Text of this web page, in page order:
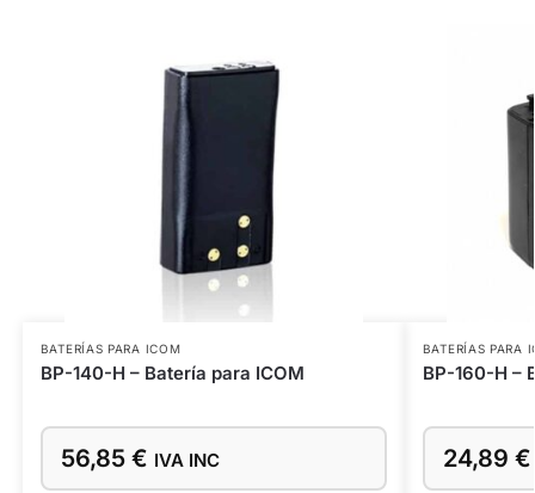
BATERÍAS PARA ICOM
BP-140-H – Batería para ICOM
56,85 € IVA INC
BATERÍAS PARA
BP-160-H –
24,89 €